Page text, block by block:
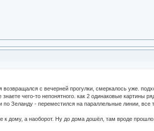
с вечерней прогулки, смеркалось уже.
чего-то непонятного. как 2 одинаковые картины
Зеланду - переместился на параллельные линии, все
к дому, а наоборот. Ну до дома дошёл, там вроде прошло.